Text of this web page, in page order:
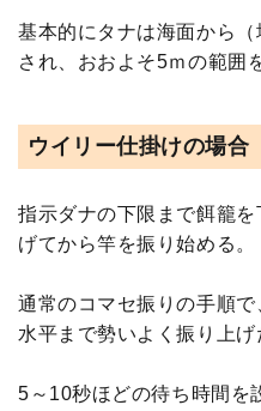
基本的にタナは海面から
され、おおよそ5ｍの範囲
ウイリー仕掛けの場合
指示ダナの下限まで餌籠
げてから竿を振り始める。
通常のコマセ振りの手順
水平まで勢いよく振り上げ
5～10秒ほどの待ち時間を